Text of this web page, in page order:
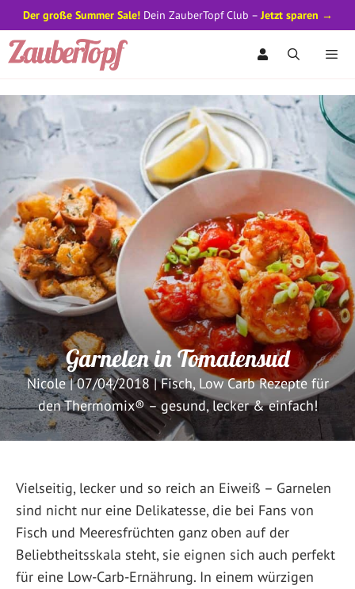
Zum
Inhalt
Garnelen in Tomatensud
Nicole|07/04/2018|Fisch, Low Carb Rezepte für
den Thermomix® – gesund, lecker & einfach!
Vielseitig, lecker und so reich an Eiweiß – Garnelen
sind nicht nur eine Delikatesse, die bei Fans von
Fisch und Meeresfrüchten ganz oben auf der
Beliebtheitsskala steht, sie eignen sich auch perfekt
für eine Low-Carb-Ernährung. In einem würzigen
Der große Summer Sale!Dein ZauberTopf Club –Jetzt sparen →